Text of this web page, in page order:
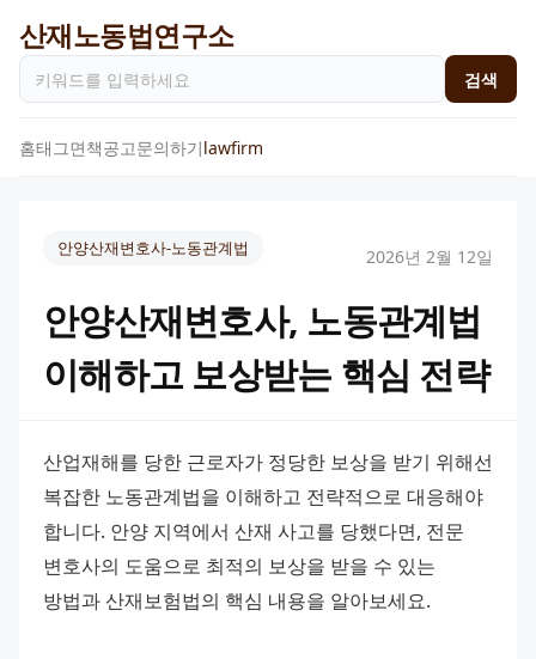
산재노동법연구소
검색
홈태그면책공고문의하기lawfirm
안양산재변호사-노동관계법 2026년 2월 12일
안양산재변호사, 노동관계법
이해하고 보상받는 핵심 전략
산업재해를 당한 근로자가 정당한 보상을 받기 위해선
복잡한 노동관계법을 이해하고 전략적으로 대응해야
합니다. 안양 지역에서 산재 사고를 당했다면, 전문
변호사의 도움으로 최적의 보상을 받을 수 있는
방법과 산재보험법의 핵심 내용을 알아보세요.